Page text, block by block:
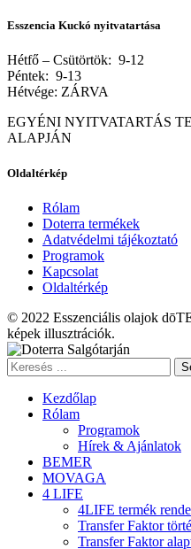
Esszencia Kuckó nyitvatartása
Hétfő – Csütörtök: 9-12
Péntek: 9-13
Hétvége: ZÁRVA
EGYÉNI NYITVATARTÁS
ALAPJÁN
Oldaltérkép
Rólam
Doterra termékek
Adatvédelmi tájékoztató
Programok
Kapcsolat
Oldaltérkép
© 2022 Esszenciális olajok
képek illusztrációk.
Kezdőlap
Rólam
Programok
Hírek & Ajánlatok
BEMER
MOVAGA
4 LIFE
4LIFE termék
Transfer Faktor
Transfer Faktor